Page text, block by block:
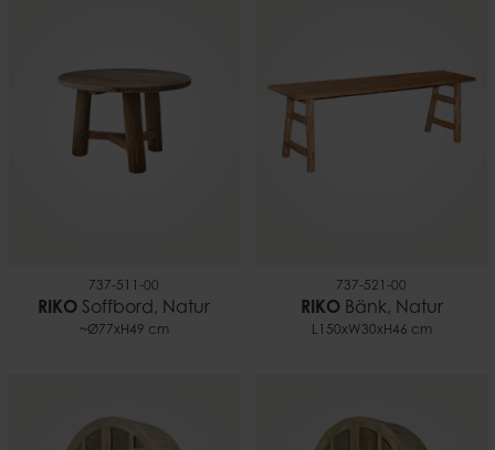
737-511-00
RIKO Soffbord, Natur
~Ø77xH49 cm
737-521-00
RIKOBänk, Natur
L150xW30xH46 cm